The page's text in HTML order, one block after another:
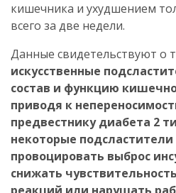
кишечника и ухудшением
всего за две недели.
Данные свидетельствуют о
искусственные
состав и функцию
приводя к
предвестнику диабета 2
некоторые подсластители
провоцировать выброс
снижать